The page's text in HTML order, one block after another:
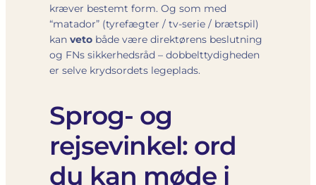
kræver bestemt form. Og som med
“matador” (tyrefægter / tv-serie / brætspil)
kan veto både være direktørens beslutning
og FNs sikkerhedsråd – dobbelttydigheden
er selve krydsordets legeplads.
Sprog- og
rejsevinkel: ord
du kan møde i